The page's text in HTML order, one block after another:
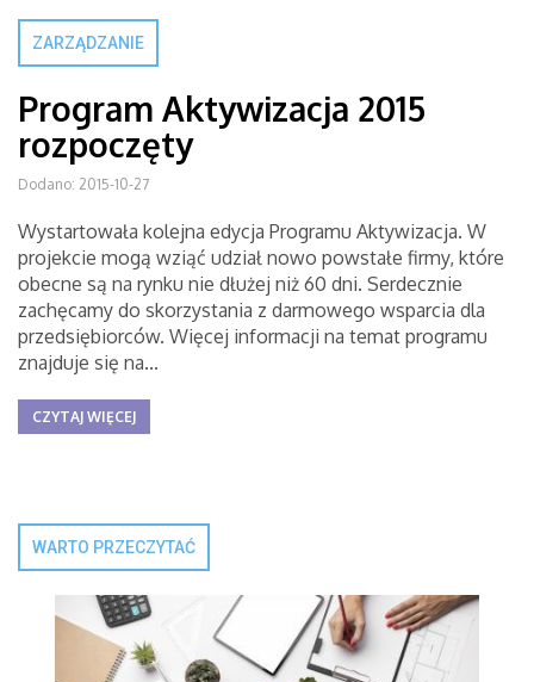
ZARZĄDZANIE
Program Aktywizacja 2015
rozpoczęty
Dodano: 2015-10-27
Wystartowała kolejna edycja Programu Aktywizacja. W
projekcie mogą wziąć udział nowo powstałe firmy, które
obecne są na rynku nie dłużej niż 60 dni. Serdecznie
zachęcamy do skorzystania z darmowego wsparcia dla
przedsiębiorców. Więcej informacji na temat programu
znajduje się na...
CZYTAJ WIĘCEJ
WARTO PRZECZYTAĆ